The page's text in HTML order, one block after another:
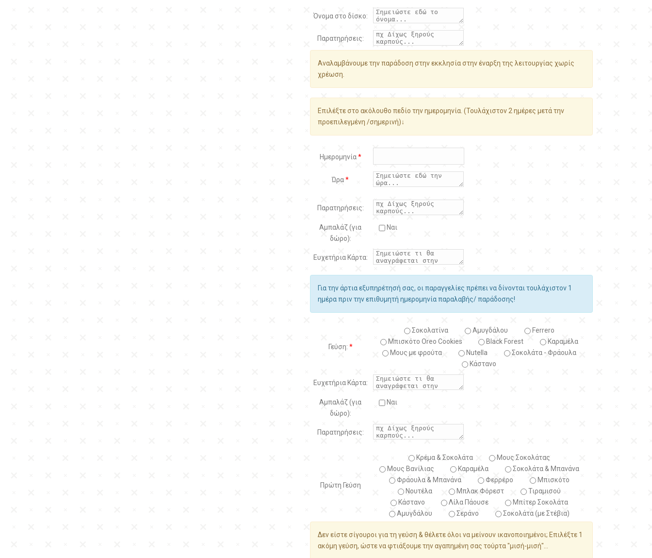
Όνομα στο δίσκο:
Παρατηρήσεις:
Αναλαμβάνουμε την παράδοση στην εκκλησία στην έναρξη της λειτουργίας χωρίς
χρέωση.
Επιλέξτε στο ακόλουθο πεδίο την ημερομηνία. (Τουλάχιστον 2 ημέρες μετά την
προεπιλεγμένη /σημερινή)↓
Ημερομηνία*
Ώρα*
Παρατηρήσεις:
Αμπαλάζ (για
δώρο):
Ναι
Ευχετήρια Κάρτα:
Για την άρτια εξυπηρέτησή σας, οι παραγγελίες πρέπει να δίνονται τουλάχιστον 1
ημέρα πριν την επιθυμητή ημερομηνία παραλαβής/ παράδοσης!
Γεύση: *
Σοκολατίνα Αμυγδάλου
Ferrero
Μπισκότο Oreo Cookies
Black Forest
Kαραμέλα
Μους με φρούτα
Nutella
Σοκολάτα - Φράουλα
Κάστανο
Ευχετήρια Κάρτα:
Αμπαλάζ (για
δώρο):
Ναι
Παρατηρήσεις:
Πρώτη Γεύση
Κρέμα & Σοκολάτα
Μους Σοκολάτας
Μους Βανίλιας
Καραμέλα
Σοκολάτα & Μπανάνα
Φράουλα & Μπανάνα
Φερρέρο
Μπισκότο
Νουτέλα
Μπλακ Φόρεστ
Τιραμισού
Κάστανο
Λίλα Πάουσε
Μπίτερ Σοκολάτα
Αμυγδάλου
Σεράνο Σοκολάτα (με Στέβια)
Δεν είστε σίγουροι για τη γεύση & θέλετε όλοι να μείνουν ικανοποιημένοι; Επιλέξτε 1
ακόμη γεύση, ώστε να φτιάξουμε την αγαπημένη σας τούρτα "μισή-μισή"...